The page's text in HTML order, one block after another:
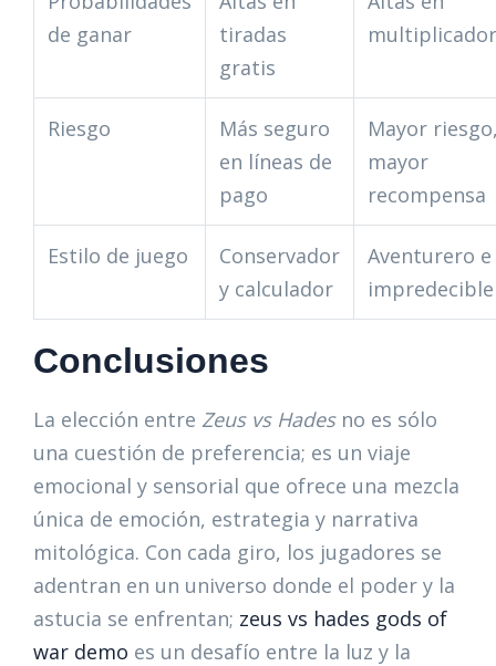
de ganar
tiradas
gratis
Riesgo
Más seguro
en líneas de
pago
Mayor
mayor
recompensa
Estilo de juego
Conservador
y calculador
Aventurero e
impredecible
Conclusiones
La elección entre Zeus vs Hadesno es sólo
una cuestión de preferencia; es un viaje
emocional y sensorial que ofrece una mezcla
única de emoción, estrategia y narrativa
mitológica. Con cada giro, los jugadores se
adentran en un universo donde el poder y la
astucia se enfrentan; zeus vs hades gods of
war demo es un desafío entre la luz y la